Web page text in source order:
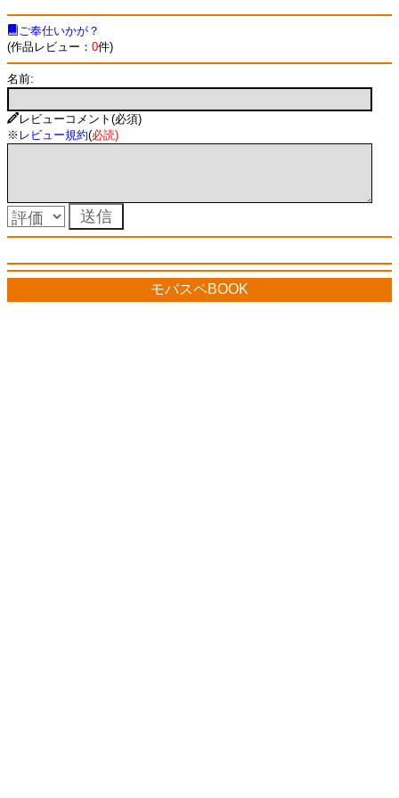
ご奉仕いかが？
(作品レビュー： 0件)
名前:
レビューコメント(必須)
※ レビュー規約(必読)
モバスペBOOK